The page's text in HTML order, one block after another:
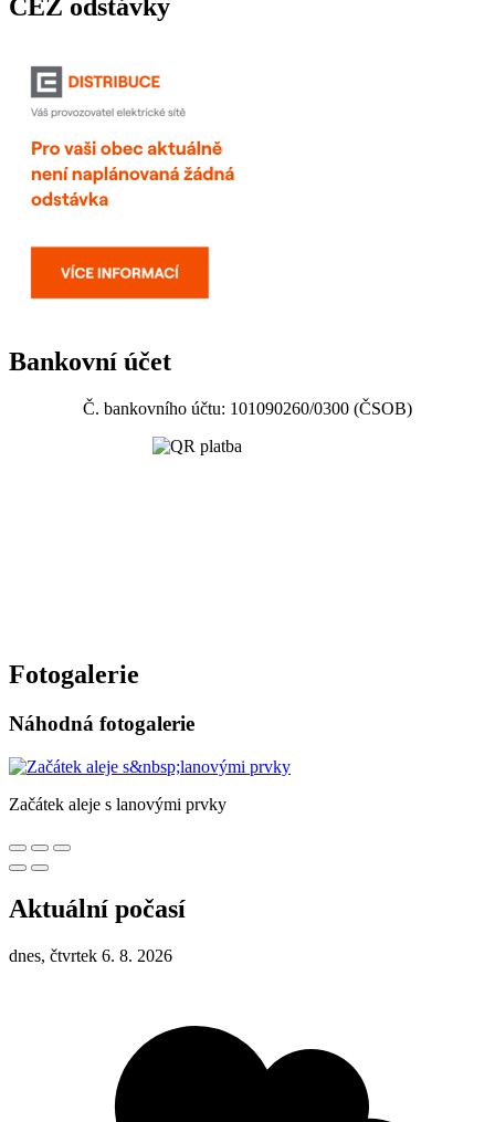
ČEZ odstávky
Bankovní účet
Č. bankovního účtu: 101090260/0300 (ČSOB)
Fotogalerie
Náhodná fotogalerie
Začátek aleje s lanovými prvky
Aktuální počasí
dnes, čtvrtek 6. 8. 2026